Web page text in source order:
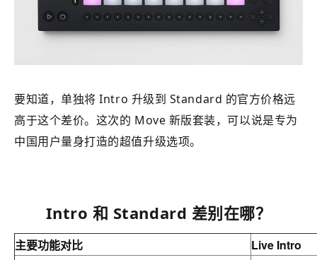
要知道，单独将 Intro 升级到 Standard 的官方价格远
高于这个差价。这次的 Move 新版套装，可以说是专为
中国用户量身打造的超值升级选项。
Intro 和 Standard 差别在哪？
主要功能对比 Live Intro